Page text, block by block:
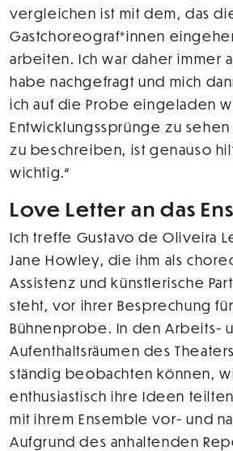
vergleichen ist mit dem, das
Gastchoreograf*innen
arbeiten. Ich war daher immer
habe nachgefragt und mich
ich auf die Probe eingeladen
Entwicklungssprünge zu
zu beschreiben, ist genauso
wichtig.“
Love Letter an das
Ich treffe Gustavo de Oliveira
Jane Howley, die ihm als
Assistenz und künstlerische
steht, vor ihrer Besprechung
Bühnenprobe. In den Arbeits-
Aufenthaltsräumen des
ständig beobachten können,
enthusiastisch ihre Ideen
mit ihrem Ensemble vor- und
Aufgrund des anhaltenden